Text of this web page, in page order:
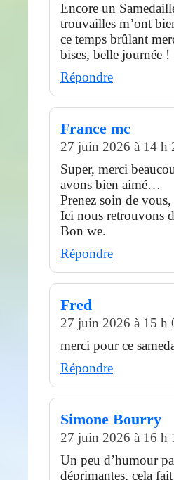
Encore un
trouvailles m’ont
ce temps brûlant
bises, belle journée !
Répondre
France mc
27 juin 2026 à 14 h
Super, merci
avons bien aimé…
Prenez soin de vous,
Ici nous retrouvons
Bon we.
Répondre
Fred
27 juin 2026 à 15 h
merci pour ce
Répondre
Simone Bourry
27 juin 2026 à 16 h
Un peu d’humour
déprimantes, cela